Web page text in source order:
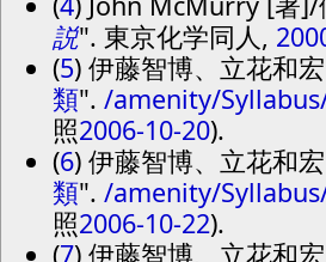
説 . 東京化学同人,
(5) 伊藤智博、立花和
類 . /amenity/
照2006-10-20).
(6) 伊藤智博、立花和
類 . /amenity/
照2006-10-22).
(7) 伊藤智博、立花和